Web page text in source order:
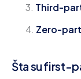
Third-
Zero-
Šta su first-